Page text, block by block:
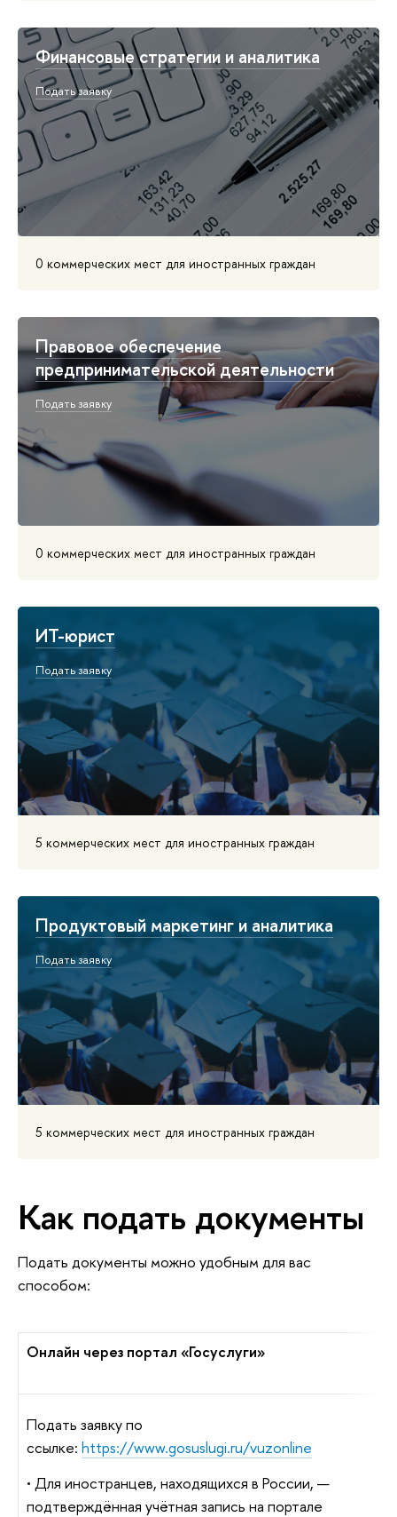
Финансовые стратегии и аналитика
Подать заявку
0 коммерческих мест для иностранных граждан
Правовое обеспечение
предпринимательской деятельности
Подать заявку
0 коммерческих мест для иностранных граждан
ИТ-юрист
Подать заявку
5 коммерческих мест для иностранных граждан
Продуктовый маркетинг и аналитика
Подать заявку
5 коммерческих мест для иностранных граждан
Как подать документы
Подать документы можно удобным для вас
способом:
Онлайн через портал «Госуслуги»
Подать заявку по
ссылке: https://www.gosuslugi.ru/vuzonline
• Для иностранцев, находящихся в России, —
подтверждённая учётная запись на портале